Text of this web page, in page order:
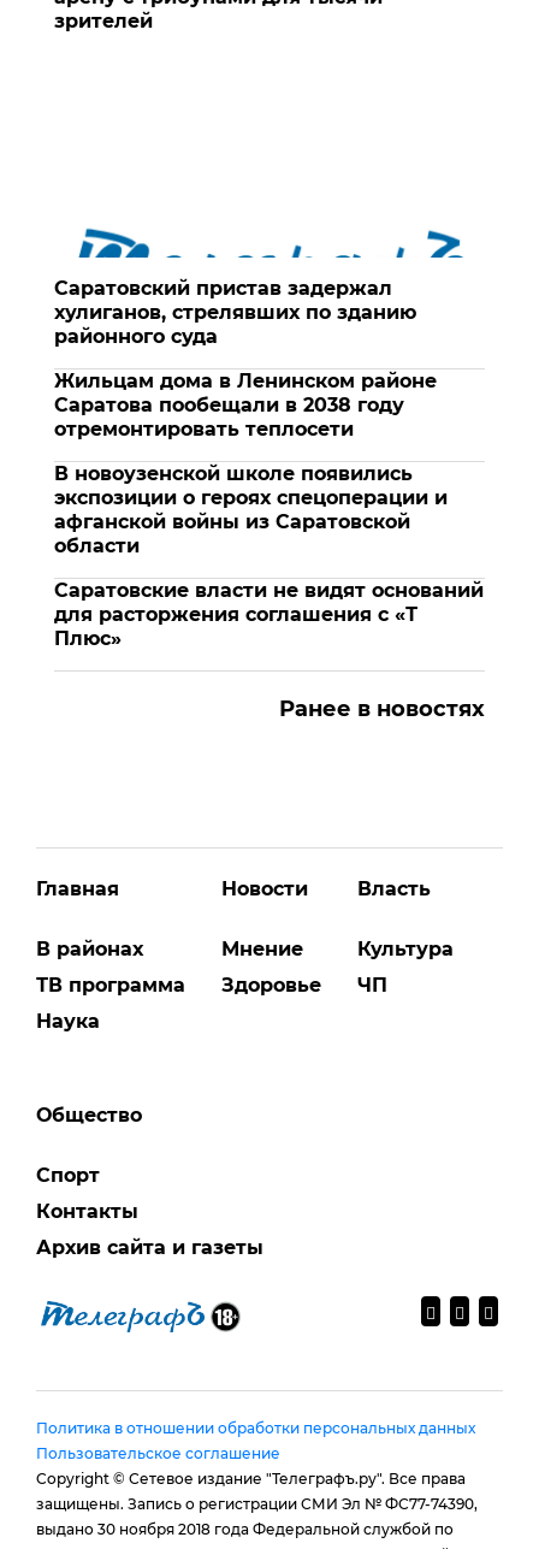
зрителей
Саратовский пристав задержал
хулиганов, стрелявших по зданию
районного суда
Жильцам дома в Ленинском районе
Саратова пообещали в 2038 году
отремонтировать теплосети
В новоузенской школе появились
экспозиции о героях спецоперации и
афганской войны из Саратовской
области
Саратовские власти не видят оснований
для расторжения соглашения с «Т
Плюс»
Ранее в новостях
Главная
В районах
ТВ программа
Наука
Новости
Мнение
Здоровье
Власть
Культура
ЧП
Общество
Спорт
Контакты
Архив сайта и газеты
Политика в отношении обработки персональных данных
Пользовательское соглашение
Copyright © Сетевое издание "Телеграфъ.ру". Все права
защищены. Запись о регистрации СМИ Эл № ФС77-74390,
выдано 30 ноября 2018 года Федеральной службой по